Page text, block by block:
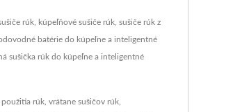
rúk, kúpeľňové sušiče rúk, sušiče rúk z
batérie do kúpeľne a inteligentné
sušička rúk do kúpeľne a inteligentné
rúk, vrátane sušičov rúk,